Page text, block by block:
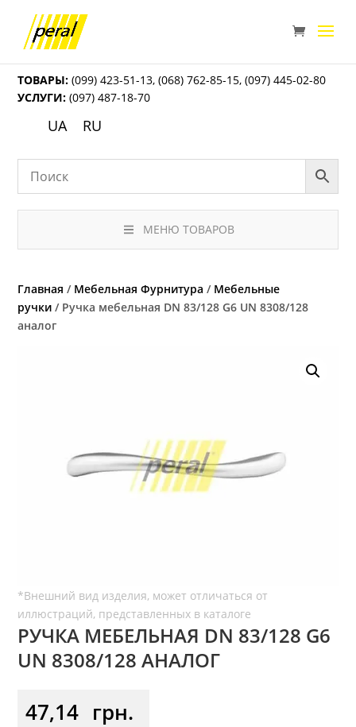
ТОВАРЫ: (099) 423-51-13,(068) 762-85-15,(097) 445-02-80
УСЛУГИ: (097) 487-18-70
UA RU
МЕНЮ ТОВАРОВ
Главная / Мебельная Фурнитура / Мебельные
ручки / Ручка мебельная DN 83/128 G6 UN 8308/128
аналог
РУЧКА МЕБЕЛЬНАЯ DN 83/128 G6
UN 8308/128 АНАЛОГ
47,14 грн.